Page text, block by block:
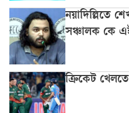
নয়াদিল্লিতে
সঞ্চালক কে
ক্রিকেট